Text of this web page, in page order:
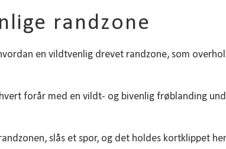
randzone
en vildtvenlig drevet randzone, som
forår med en vildt- og bivenlig frøblanding
slås et spor, og det holdes kortklippet